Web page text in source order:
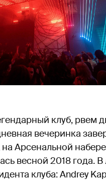
клуб, рвем
вечеринка
Арсенальной
весной 2018 года.
клуба: Andrey